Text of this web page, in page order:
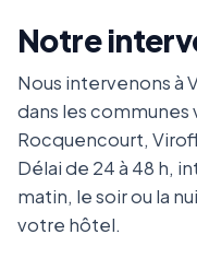
Notre
Nous intervenons à
dans les communes
Rocquencourt,
Délai de 24 à 48 h,
matin, le soir ou la
votre hôtel.